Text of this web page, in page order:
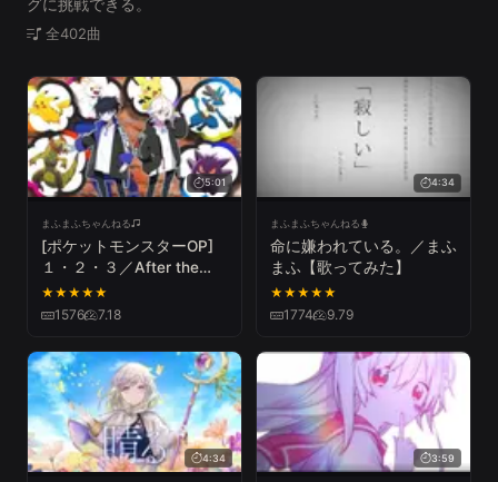
グに挑戦できる。
全402曲
5:01
まふまふちゃんねる
[ポケットモンスターOP]
１・２・３／After the
Rain（そらる×まふまふ）
★★★★★
1576 7.18
4:34
まふまふちゃんねる
命に嫌われている。／まふ
まふ【歌ってみた】
★★★★★
1774 9.79
4:34 3:59